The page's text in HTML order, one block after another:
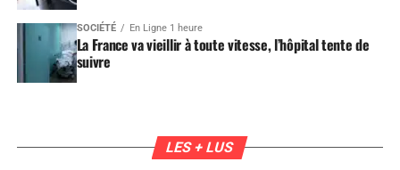
SOCIÉTÉ En Ligne 1 heure
La France va vieillir à toute vitesse, l’hôpital tente de
suivre
LES + LUS